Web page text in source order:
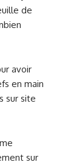
de
avoir
en main
sur site
sur